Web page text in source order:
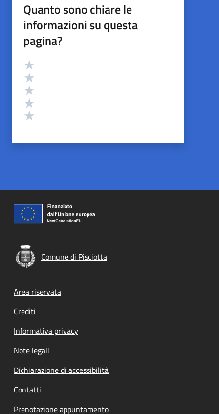
Quanto sono chiare le
informazioni su questa
pagina?
Valutazione
Comune di Pisciotta
Footer menu
Area riservata
Crediti
Informativa privacy
Note legali
Dichiarazione di accessibilità
Contatti
Prenotazione appuntamento